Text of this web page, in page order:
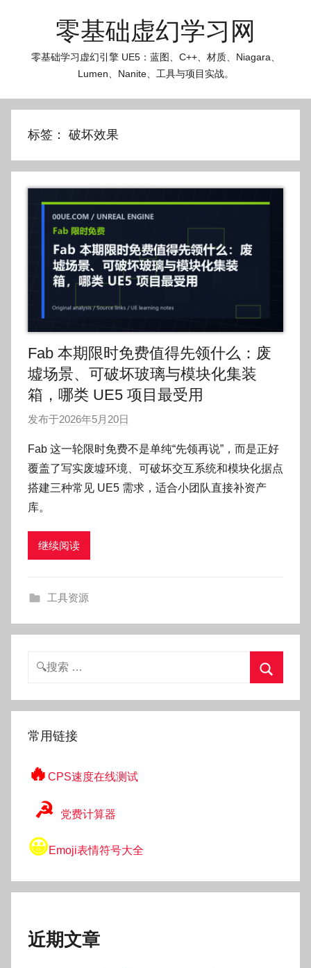
零基础虚幻学习网
零基础学习虚幻引擎 UE5：蓝图、C++、材质、Niagara、
Lumen、Nanite、工具与项目实战。
标签： 破坏效果
Fab 本期限时免费值得先领什么：废
墟场景、可破坏玻璃与模块化集装
箱，哪类 UE5 项目最受用
发布于2026年5月20日
O
k
Fab 这一轮限时免费不是单纯“先领再说”，而是正好
覆盖了写实废墟环境、可破坏交互系统和模块化据点
搭建三种常见 UE5 需求，适合小团队直接补资产
库。
继续阅读
工具资源
搜
索
常用链接
🔥 CPS速度在线测试
☭ 党费计算器
😀Emoji表情符号大全
近期文章